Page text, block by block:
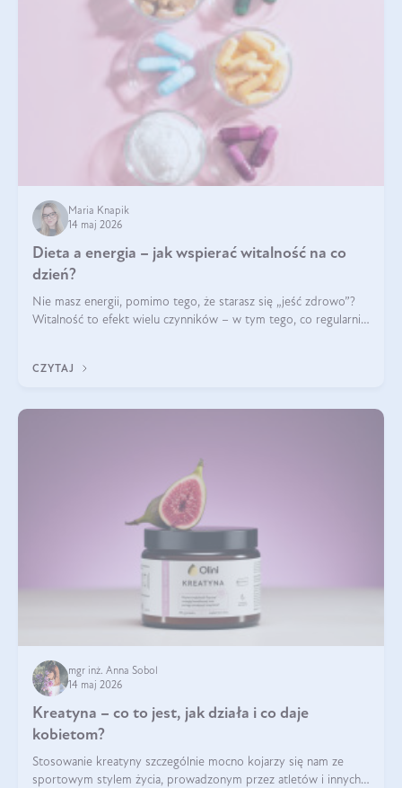
Maria Knapik
14 maj 2026
Dieta a energia – jak wspierać witalność na co
dzień?
Nie masz energii, pomimo tego, że starasz się „jeść zdrowo”?
Witalność to efekt wielu czynników – w tym tego, co regularnie
CZYTAJ
mgr inż. Anna Sobol
14 maj 2026
Kreatyna – co to jest, jak działa i co daje
kobietom?
Stosowanie kreatyny szczególnie mocno kojarzy się nam ze
sportowym stylem życia, prowadzonym przez atletów i innych